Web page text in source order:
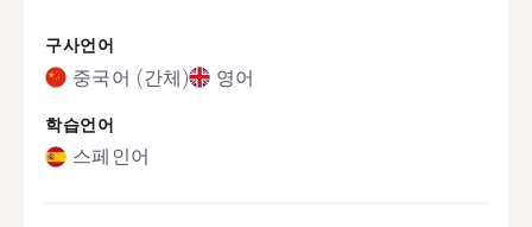
구사언어
중국어 (간체) 영어
학습언어
스페인어